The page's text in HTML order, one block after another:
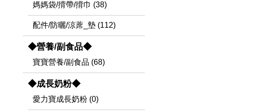
媽媽袋/揹帶/揹巾 (38)
配件/防曬/涼蓆_墊 (112)
◆營養/副食品◆
寶寶營養/副食品 (68)
◆成長奶粉◆
愛力寶成長奶粉 (0)